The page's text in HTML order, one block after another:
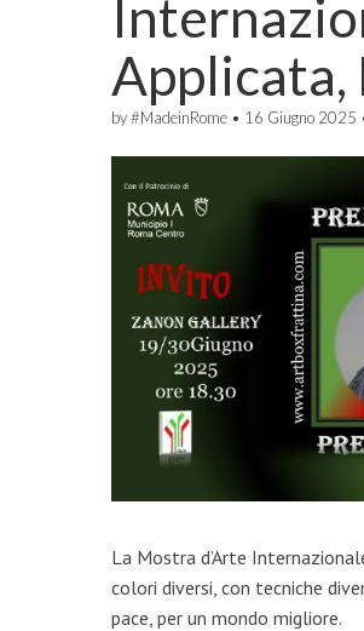
by#MadeinRome • 16 Giugno 2025
La Mostra d’Arte
colori diversi, con tecniche
pace, per un mondo migliore.